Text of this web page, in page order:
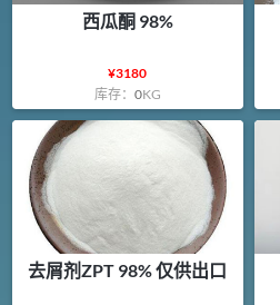
西瓜酮 98%
¥3180
库存： 0KG
去屑剂ZPT 98% 仅供出口